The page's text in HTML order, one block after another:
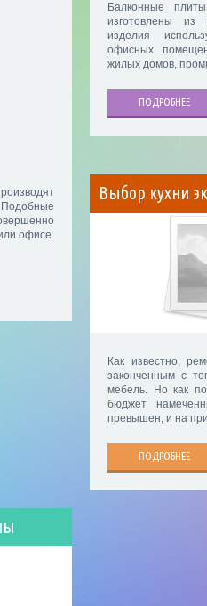
офисе.
Балконные
изготовлены из
изделия
офисных
жилых домов,
ПОДРОБНЕЕ
Выбор кухни
Как известно,
законченным с
мебель. Но как
бюджет
превышен, и на
ПОДРОБНЕЕ